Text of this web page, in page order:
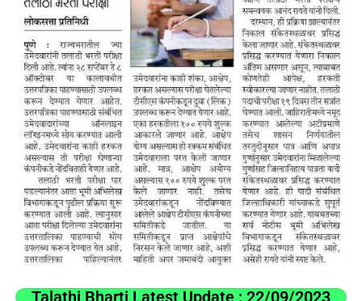
Talathi Bharti Latest Update : 22/09/2023